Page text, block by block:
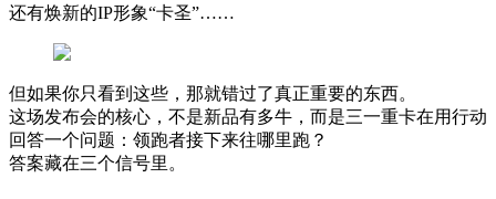
还有焕新的IP形象“卡圣”……
但如果你只看到这些，那就错过了真正重要的东西。
这场发布会的核心，不是新品有多牛，而是三一重卡在用行动
回答一个问题：领跑者接下来往哪里跑？
答案藏在三个信号里。